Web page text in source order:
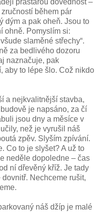
prastarou dovednost –
během pár
dým a pak oheň. Jsou to
ohně. Pomyslím si:
slaměné střechy“.
za bedlivého dozoru
naznačuje, pak
aby to lépe šlo. Což nikdo
a nejkvalitnější stavba,
je napsáno, za čí
jsou dny a měsíce v
než je vyrušil náš
zpěv. Slyším zpívání.
Co to je slyšet? A už to
neděle dopoledne – čas
ní dřevěný kříž. Je tady
Nechceme rušit,
náš džíp je malé